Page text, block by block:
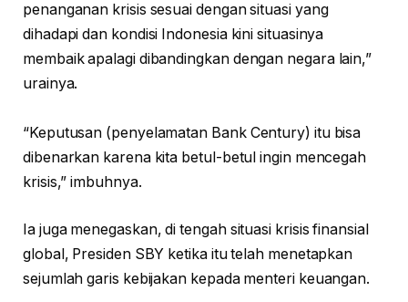
penanganan krisis sesuai dengan situasi yang
dihadapi dan kondisi Indonesia kini situasinya
membaik apalagi dibandingkan dengan negara lain,”
urainya.
“Keputusan (penyelamatan Bank Century) itu bisa
dibenarkan karena kita betul-betul ingin mencegah
krisis,” imbuhnya.
Ia juga menegaskan, di tengah situasi krisis finansial
global, Presiden SBY ketika itu telah menetapkan
sejumlah garis kebijakan kepada menteri keuangan.